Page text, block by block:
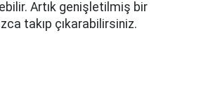
Artık genişletilmiş bir
takıp çıkarabilirsiniz.